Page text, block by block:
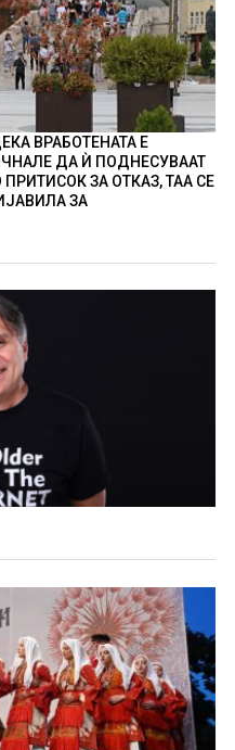
ВРАБОТЕНАТА Е
ДА Ѝ ПОДНЕСУВААТ
ЗА ОТКАЗ, ТАА СЕ
ЗА